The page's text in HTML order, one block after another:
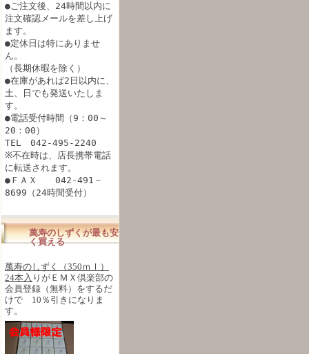
●ご注文後、24時間以内に
注文確認メールを差し上げ
ます。
●定休日は特にありませ
ん。
（長期休暇を除く）
●在庫があれば2日以内に、
土、日でも発送いたしま
す。
●電話受付時間（9：00～
20：00）
TEL 042-495-2240
※不在時は、店長携帯電話
に転送されます。
●ＦＡＸ 042-491－
8699（24時間受付）
萬寿のしずくが最も安
く買える
萬寿のしずく（350ｍｌ）
24本入 りがＥＭＸ倶楽部の
会員登録（無料）をするだ
けで 10％引きになりま
す。